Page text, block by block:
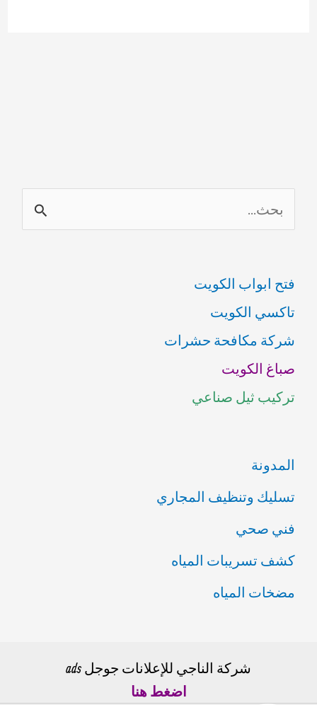
ل
ح
ث
ع
ن
:
فتح ابواب الكويت
تاكسي الكويت
شركة مكافحة حشرات
صباغ الكويت
تركيب ثيل صناعي
المدونة
تسليك وتنظيف المجاري
فني صحي
كشف تسريبات المياه
مضخات المياه
شركة الناجي للإعلانات جوجل ads
اضغط هنا